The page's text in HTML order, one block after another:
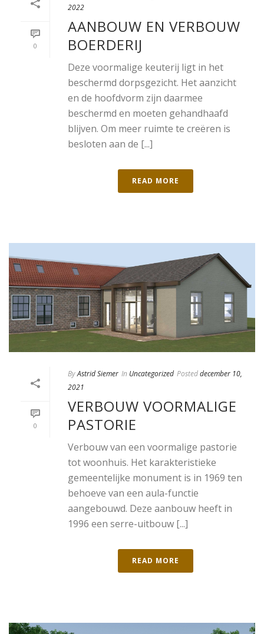
0
2022
AANBOUW EN VERBOUW
BOERDERIJ
Deze voormalige keuterij ligt in het
beschermd dorpsgezicht. Het aanzicht
en de hoofdvorm zijn daarmee
beschermd en moeten gehandhaafd
blijven. Om meer ruimte te creëren is
besloten aan de [...]
READ MORE
0
ByAstrid Siemer In Uncategorized Posteddecember 10,
2021
VERBOUW VOORMALIGE
PASTORIE
Verbouw van een voormalige pastorie
tot woonhuis. Het karakteristieke
gemeentelijke monument is in 1969 ten
behoeve van een aula-functie
aangebouwd. Deze aanbouw heeft in
1996 een serre-uitbouw [...]
READ MORE